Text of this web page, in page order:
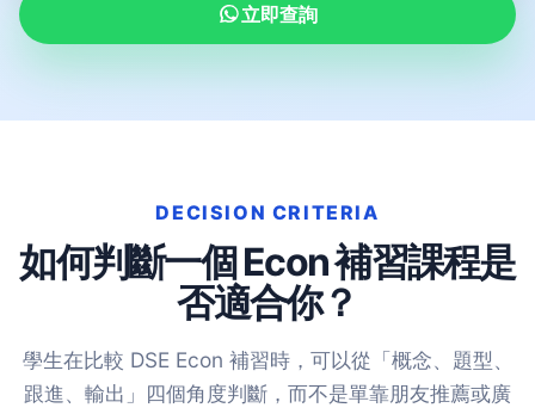
立即查詢
DECISION CRITERIA
如何判斷一個 Econ 補習課程是
否適合你？
學生在比較 DSE Econ 補習時，可以從「概念、題型、
跟進、輸出」四個角度判斷，而不是單靠朋友推薦或廣